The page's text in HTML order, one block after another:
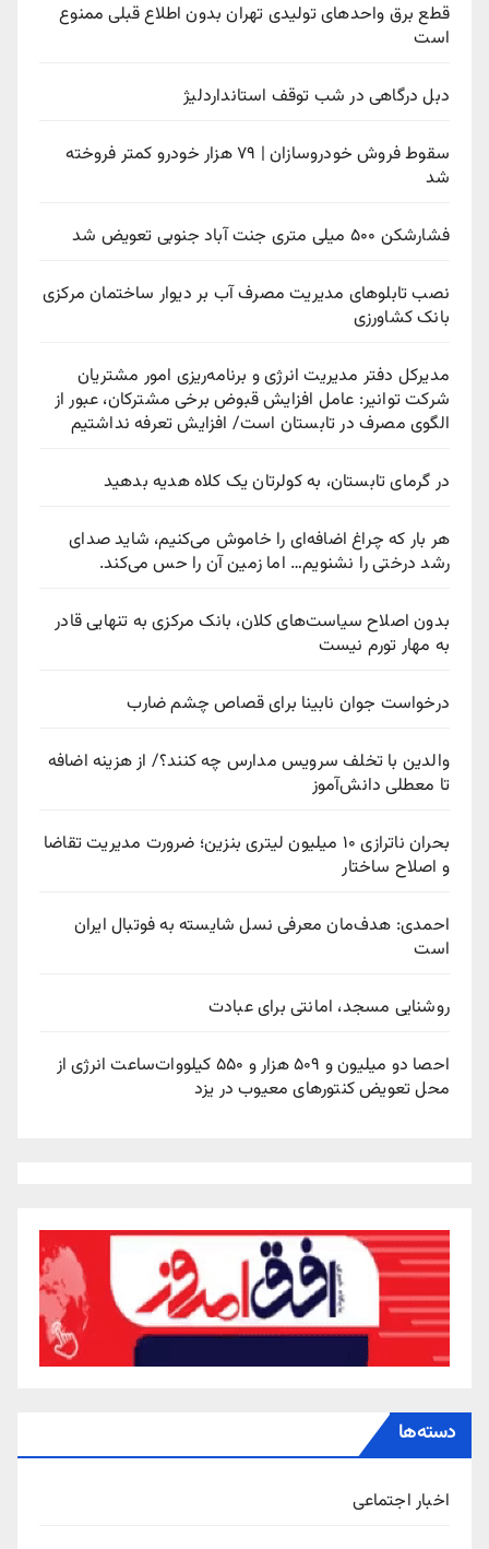
قطع برق واحدهای تولیدی تهران بدون اطلاع قبلی ممنوع
است
دبل درگاهی در شب توقف استانداردلیژ
سقوط فروش خودروسازان | ۷۹ هزار خودرو کمتر فروخته
شد
فشارشکن ۵۰۰ میلی متری جنت آباد جنوبی تعویض شد
نصب تابلوهای مدیریت مصرف آب بر دیوار ساختمان مرکزی
بانک کشاورزی
مدیرکل دفتر مدیریت انرژی و برنامه‌ریزی امور مشتریان
شرکت توانیر: عامل افزایش قبوض برخی مشترکان، عبور از
الگوی مصرف در تابستان است/ افزایش تعرفه نداشتیم
در گرمای تابستان، به کولرتان یک کلاه هدیه بدهید
هر بار که چراغ اضافه‌ای را خاموش می‌کنیم، شاید صدای
رشد درختی را نشنویم… اما زمین آن را حس می‌کند.
بدون اصلاح سیاست‌های کلان، بانک مرکزی به تنهایی قادر
به مهار تورم نیست
درخواست جوان نابینا برای قصاص چشم ضارب
والدین با تخلف سرویس مدارس چه کنند؟/ از هزینه اضافه
تا معطلی دانش‌آموز
بحران ناترازی ۱۰ میلیون لیتری بنزین؛ ضرورت مدیریت تقاضا
و اصلاح ساختار
احمدی: هدف‌مان معرفی نسل شایسته به فوتبال ایران
است
روشنایی مسجد، امانتی برای عبادت
احصا دو میلیون و ۵۰۹ هزار و ۵۵۰ کیلووات‌ساعت انرژی از
محل تعویض کنتورهای معیوب در یزد
دسته‌ها
اخبار اجتماعی